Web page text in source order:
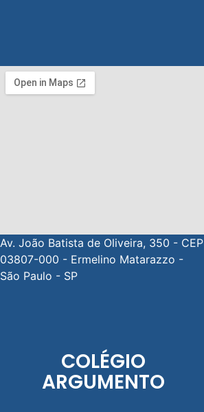
COLÉGIO
ARGUMENTO
Av. João Batista de Oliveira, 350 - CEP
03807-000 - Ermelino Matarazzo -
São Paulo - SP